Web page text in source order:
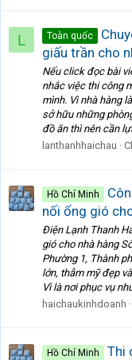
L Toàn quốc
giấu trần cho
Nếu click đọc bài
nhắc việc thi công
mình. Vì nhà hàng
sở hữu những
đồ ăn thì nên cần
lanthanhhaichau
Hồ Chí Minh
nối ống gió
Điện Lạnh Thanh
gió cho nhà hàng
Phường 1, Thành
lớn, thẫm mỹ đẹp
Vì là nơi phục vụ
haichaukinhdoanh
Hồ Chí Minh
Thi